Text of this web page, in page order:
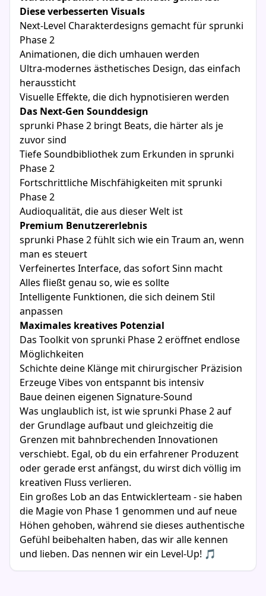
Diese verbesserten Visuals
Next-Level Charakterdesigns gemacht für sprunki
Phase 2
Animationen, die dich umhauen werden
Ultra-modernes ästhetisches Design, das einfach
heraussticht
Visuelle Effekte, die dich hypnotisieren werden
Das Next-Gen Sounddesign
sprunki Phase 2 bringt Beats, die härter als je
zuvor sind
Tiefe Soundbibliothek zum Erkunden in sprunki
Phase 2
Fortschrittliche Mischfähigkeiten mit sprunki
Phase 2
Audioqualität, die aus dieser Welt ist
Premium Benutzererlebnis
sprunki Phase 2 fühlt sich wie ein Traum an, wenn
man es steuert
Verfeinertes Interface, das sofort Sinn macht
Alles fließt genau so, wie es sollte
Intelligente Funktionen, die sich deinem Stil
anpassen
Maximales kreatives Potenzial
Das Toolkit von sprunki Phase 2 eröffnet endlose
Möglichkeiten
Schichte deine Klänge mit chirurgischer Präzision
Erzeuge Vibes von entspannt bis intensiv
Baue deinen eigenen Signature-Sound
Was unglaublich ist, ist wie sprunki Phase 2 auf
der Grundlage aufbaut und gleichzeitig die
Grenzen mit bahnbrechenden Innovationen
verschiebt. Egal, ob du ein erfahrener Produzent
oder gerade erst anfängst, du wirst dich völlig im
kreativen Fluss verlieren.
Ein großes Lob an das Entwicklerteam - sie haben
die Magie von Phase 1 genommen und auf neue
Höhen gehoben, während sie dieses authentische
Gefühl beibehalten haben, das wir alle kennen
und lieben. Das nennen wir ein Level-Up! 🎵